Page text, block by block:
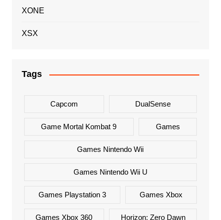
XONE
XSX
Tags
Capcom DualSense
Game Mortal Kombat 9 Games
Games Nintendo Wii
Games Nintendo Wii U
Games Playstation 3 Games Xbox
Games Xbox 360 Horizon: Zero Dawn